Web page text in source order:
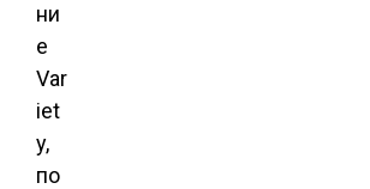
ни
е
Var
iet
y,
по